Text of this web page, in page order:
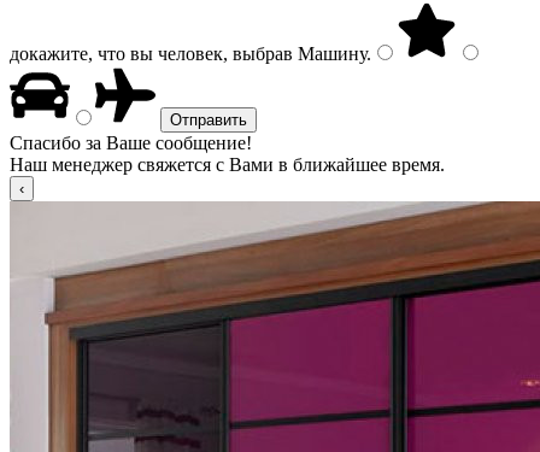
докажите, что вы человек, выбрав Машину.
Спасибо за Ваше сообщение!
Наш менеджер свяжется с Вами в ближайшее время.